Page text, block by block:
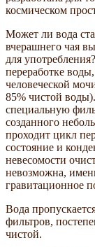
космическом
Может ли вода
вчерашнего чая
для
переработке
человеческой
85% чистой
специальную
созданного
проходит цикл
состояние и
невесомости
невозможна,
гравитационное
Вода
фильтров,
чистой.